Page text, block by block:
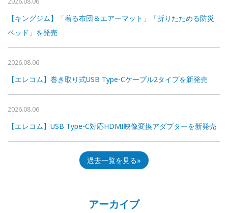
【キングジム】「着る布団＆エアーマット」「折りたためる防災
ベッド」を発売
2026.08.06
【エレコム】巻き取り式USB Type-Cケーブル2タイプを新発売
2026.08.06
【エレコム】USB Type-C対応HDMI映像変換アダプターを新発売
過去一覧を見る
アーカイブ